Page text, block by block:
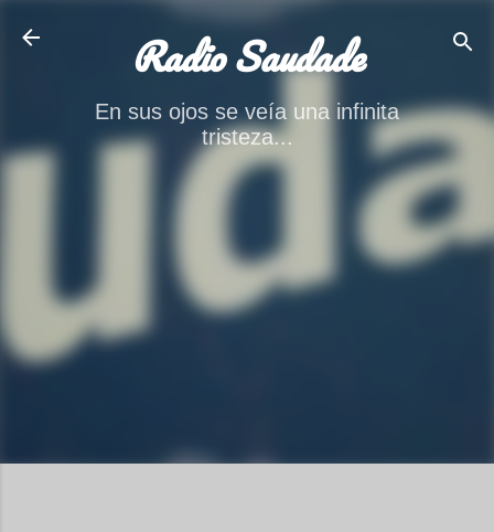
Radio Saudade
En sus ojos se veía una infinita
tristeza...